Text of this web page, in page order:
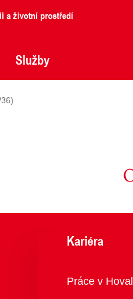
a životní prostředí
Služby
Kariéra
Přehled
Práce v Hoval